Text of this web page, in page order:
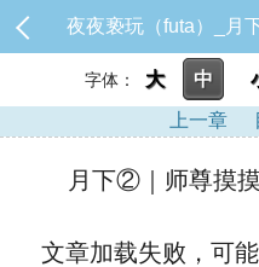
夜夜亵玩（futa）_月
字体： 大 中
上一章
月下②｜师尊摸摸
文章加载失败，可能